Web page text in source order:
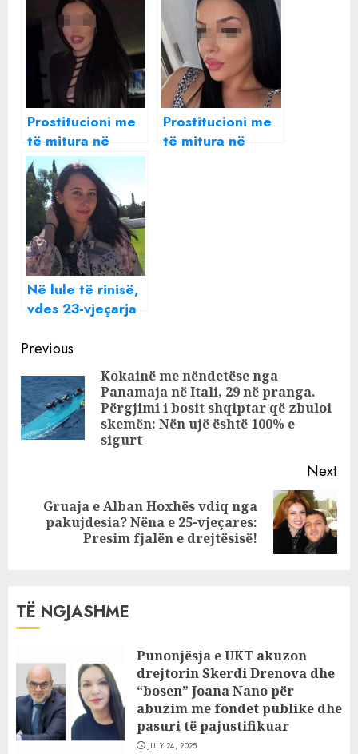
Prostitucioni me
të mitura në
Greqi, lihet në
burg 31-vjeçarja
shqiptare
Prostitucioni me
të mitura në
Në lule të rinisë,
vdes 23-vjeçarja
Greqi
Continue
Reading
Previous
Kokainë me nëndetëse nga
Panamaja në Itali, 29 në pranga.
Përgjimi i bosit shqiptar që zbuloi
skemën: Nën ujë është 100% e
sigurt
Next
Next
Gruaja e Alban Hoxhës vdiq nga
pakujdesia? Nëna e 25-vjeçares:
Presim fjalën e drejtësisë!
TË NGJASHME
Punonjësja e UKT akuzon
drejtorin Skerdi Drenova dhe
“bosen” Joana Nano për
abuzim me fondet publike dhe
pasuri të pajustifikuar
JULY 24, 2025